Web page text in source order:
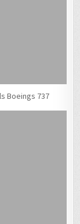
Boeings 737